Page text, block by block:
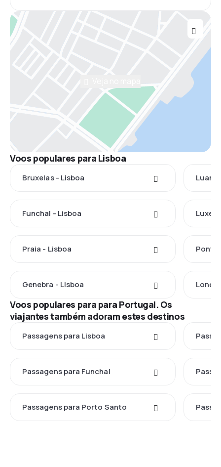
Voos populares para Lisboa
Bruxelas - Lisboa
Funchal - Lisboa
Praia - Lisboa Ponta
Genebra - Lisboa
Voos populares para para Portugal. Os
viajantes também adoram estes destinos
Passagens para Lisboa
Passagens para Funchal
Passagens para Porto Santo